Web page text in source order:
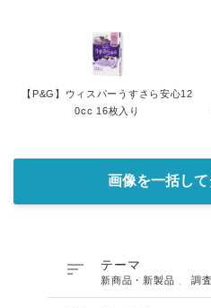
【P&G】ウィスパーうすさら安心12
0cc 16枚入り
画像を一括し
 テーマ
新商品・新製品 、調